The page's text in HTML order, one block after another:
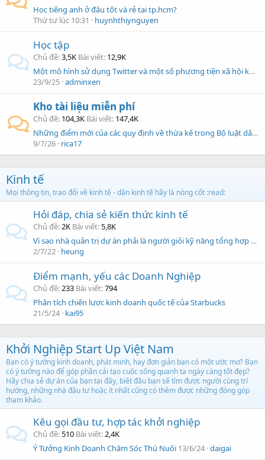
Học tiếng anh ở đâu tốt và rẻ tại tp.hcm?
Thứ tư lúc 10:31
huynhthiynguyen
Học tập
Chủ đề 3,5K Bài viết 12,9K
Một mô hình sử dụng Twitter và một số phương tiện xã hội khác dự báo xu hướng chỉ số chứng khoán
23/9/25 adminxen
Kho tài liệu miễn phí
Chủ đề 104,3K Bài viết 147,4K
Những điểm mới của các quy định về thừa kế trong Bộ luật dân sự 2005
9/7/26 rica17
Kinh tế
Mọi thông tin, trao đổi về kinh tế - dân kinh tế hãy là nòng cốt :read:
Hỏi đáp, chia sẻ kiến thức kinh tế
Chủ đề 2K Bài viết 5,8K
Vì sao nhà quản trị dự án phải là người giỏi kỹ năng tổng hợp hơn là giỏi kỹ năng phân tích?
2/7/22 heung
Điểm mạnh, yếu các Doanh Nghiệp
Chủ đề 233 Bài viết 794
Phân tích chiến lược kinh doanh quốc tế của Starbucks
21/5/24 kai95
Khởi Nghiệp Start Up Việt Nam
Bạn có ý tưởng kinh doanh, phát minh, hay đơn giản bạn có một ước mơ? Bạn
có ý tưởng nào để góp phần cải tạo cuộc sống quanh ta ngày càng tốt đẹp?
Hãy chia sẻ dự án của bạn tại đây, biết đâu bạn sẽ tìm được người cùng trí
hướng, những nhà đâu tư hoặc ít nhất cũng có thêm được những đóng góp
tham khảo.
Kêu gọi đầu tư, hợp tác khởi nghiệp
Chủ đề 510 Bài viết 2,4K
Ý Tưởng Kinh Doanh Chăm Sóc Thú Nuôi 13/6/24 daigai